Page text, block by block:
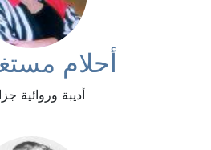
أحلام
أديبة وروائية